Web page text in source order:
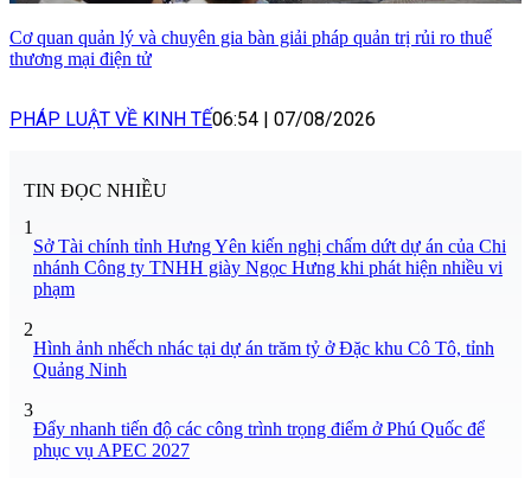
Cơ quan quản lý và chuyên gia bàn giải pháp quản trị rủi ro thuế
thương mại điện tử
PHÁP LUẬT VỀ KINH TẾ06:54 | 07/08/2026
TIN ĐỌC NHIỀU
1
Sở Tài chính tỉnh Hưng Yên kiến nghị chấm dứt dự án của Chi
nhánh Công ty TNHH giày Ngọc Hưng khi phát hiện nhiều vi
phạm
2
Hình ảnh nhếch nhác tại dự án trăm tỷ ở Đặc khu Cô Tô, tỉnh
Quảng Ninh
3
Đẩy nhanh tiến độ các công trình trọng điểm ở Phú Quốc để
phục vụ APEC 2027